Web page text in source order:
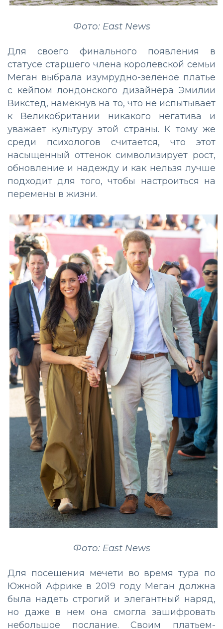
Фото: East News
Для своего финального появления в
статусе старшего члена королевской семьи
Меган выбрала изумрудно-зеленое платье
с кейпом лондонского дизайнера Эмилии
Викстед, намекнув на то, что не испытывает
к Великобритании никакого негатива и
уважает культуру этой страны. К тому же
среди психологов считается, что этот
насыщенный оттенок символизирует рост,
обновление и надежду и как нельзя лучше
подходит для того, чтобы настроиться на
перемены в жизни.
Фото: East News
Для посещения мечети во время тура по
Южной Африке в 2019 году Меган должна
была надеть строгий и элегантный наряд,
но даже в нем она смогла зашифровать
небольшое послание. Своим платьем-